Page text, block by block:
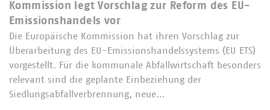
Kommission legt Vorschlag zur Reform des EU-
Emissionshandels vor
Die Europäische Kommission hat ihren Vorschlag zur
Überarbeitung des EU-Emissionshandelssystems (EU ETS)
vorgestellt. Für die kommunale Abfallwirtschaft besonders
relevant sind die geplante Einbeziehung der
Siedlungsabfallverbrennung, neue…